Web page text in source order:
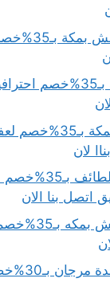
ارخص شركة
شركة نقل اثاث بمكة
شركة تخزين عفش بمكة
لان
نقل عفش من مكة
بنا الان
افضل شركه
شركات نقل